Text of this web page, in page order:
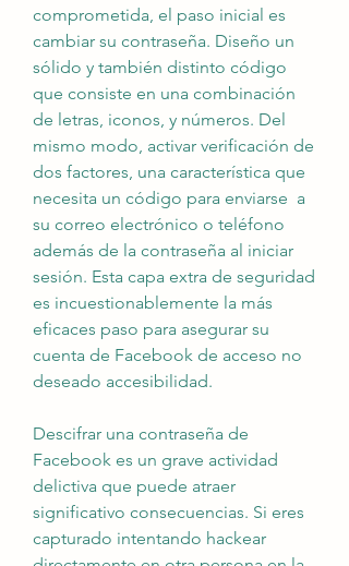
comprometida, el paso inicial es
cambiar su contraseña. Diseño un
sólido y también distinto código
que consiste en una combinación
de letras, iconos, y números. Del
mismo modo, activar verificación de
dos factores, una característica que
necesita un código para enviarse  a
su correo electrónico o teléfono
además de la contraseña al iniciar
sesión. Esta capa extra de seguridad
es incuestionablemente la más
eficaces paso para asegurar su
cuenta de Facebook de acceso no
deseado accesibilidad.
Descifrar una contraseña de
Facebook es un grave actividad
delictiva que puede atraer
significativo consecuencias. Si eres
capturado intentando hackear